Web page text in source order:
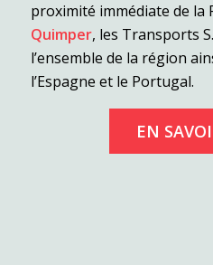
proximité immédiate de la
Quimper, les Transports
l’ensemble de la région
l’Espagne et le Portugal.
EN